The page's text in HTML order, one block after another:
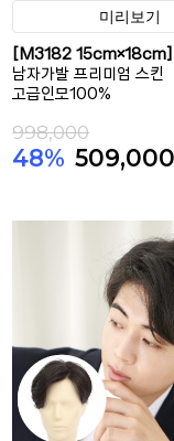
미리보기
[M3182 15cm×18cm]
남자가발 프리미엄 스킨
고급인모100%
998,000
48% 509,000